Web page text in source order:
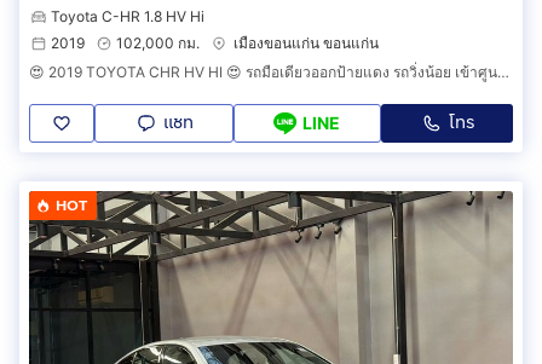
Toyota C-HR 1.8 HV Hi
2019
102,000 กม.
เมืองขอนแก่น ขอนแก่น
😍 2019 TOYOTA CHR HV HI 😍 รถมือเดียวออกป้ายแดง รถวิ่งน้อย เข้าศูนย์ตามระยะ รถไม่เคยมีอุบัติเหตุครับ
แชท LINE โทร
HOT